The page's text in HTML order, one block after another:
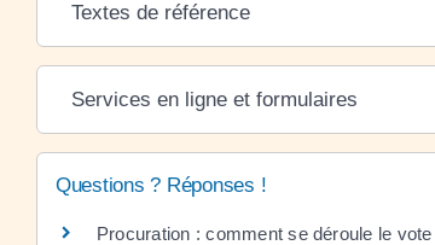
Textes de référence
Services en ligne et formulaires
Questions ? Réponses !
Procuration : comment se déroule le